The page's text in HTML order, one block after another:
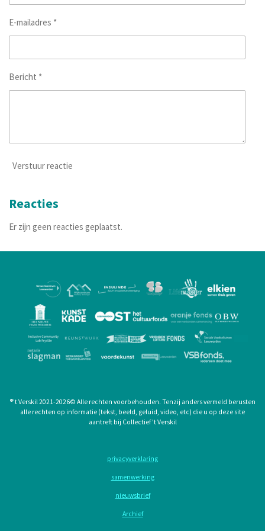
E-mailadres *
Bericht *
Verstuur reactie
Reacties
Er zijn geen reacties geplaatst.
®'t Verskil 2021-2026© Alle rechten voorbehouden. Tenzij anders vermeld berusten
alle rechten op informatie (tekst, beeld, geluid, video, etc) die u op deze site
aantreft bij Collectief 't Verskil
privacyverklaring
samenwerking
nieuwsbrief
Archief